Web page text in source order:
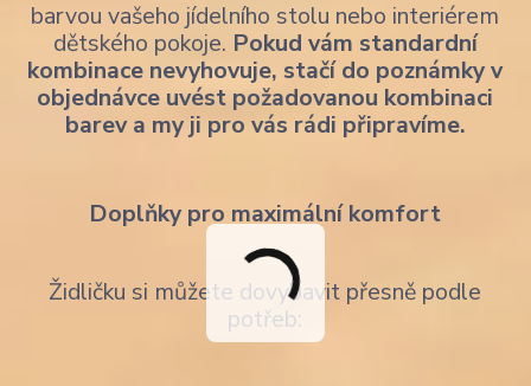
barvou vašeho jídelního stolu nebo interiérem
dětského pokoje. Pokud vám standardní
kombinace nevyhovuje, stačí do poznámky v
objednávce uvést požadovanou kombinaci
barev a my ji pro vás rádi připravíme.
Doplňky pro maximální komfort
Židličku si můžete dovybavit přesně podle
potřeb: